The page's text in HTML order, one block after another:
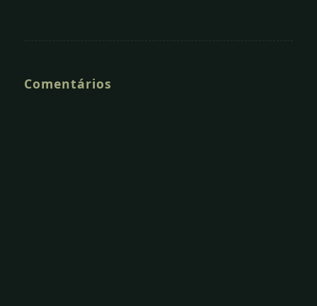
Comentários